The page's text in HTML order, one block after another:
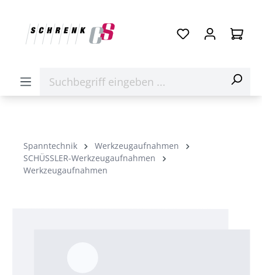
Spanntechnik
Werkzeugaufnahmen
SCHÜSSLER-Werkzeugaufnahmen
Werkzeugaufnahmen